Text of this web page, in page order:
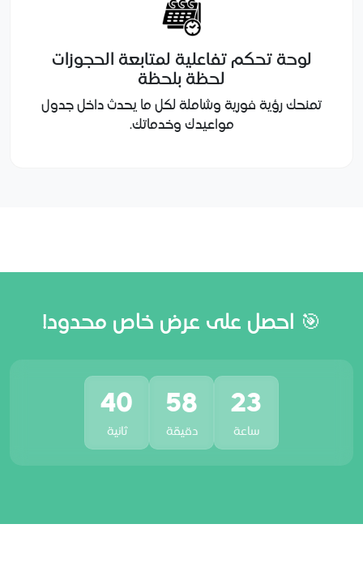
لوحة تحكم تفاعلية لمتابعة الحجوزات
لحظة بلحظة
تمنحك رؤية فورية وشاملة لكل ما يحدث داخل جدول
مواعيدك وخدماتك.
🎯 احصل على عرض خاص محدود!
23
ساعة
58
دقيقة
39
ثانية